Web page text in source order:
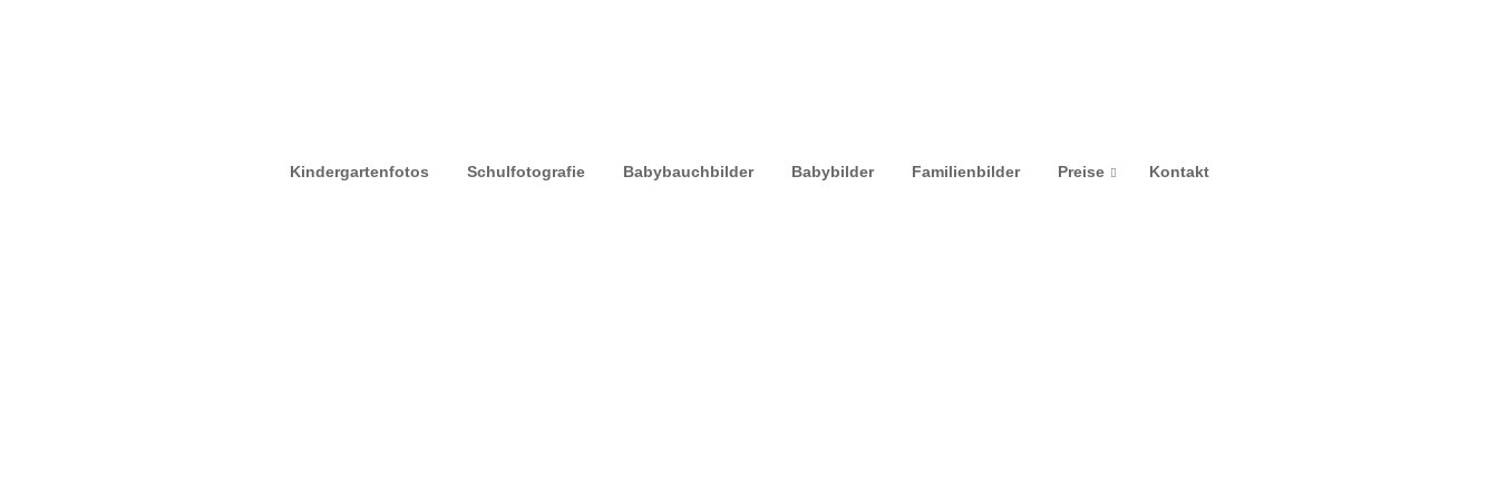
Kindergartenfotos Schulfotografie Babybauchbilder Babybilder Familienbilder Preise Kontakt